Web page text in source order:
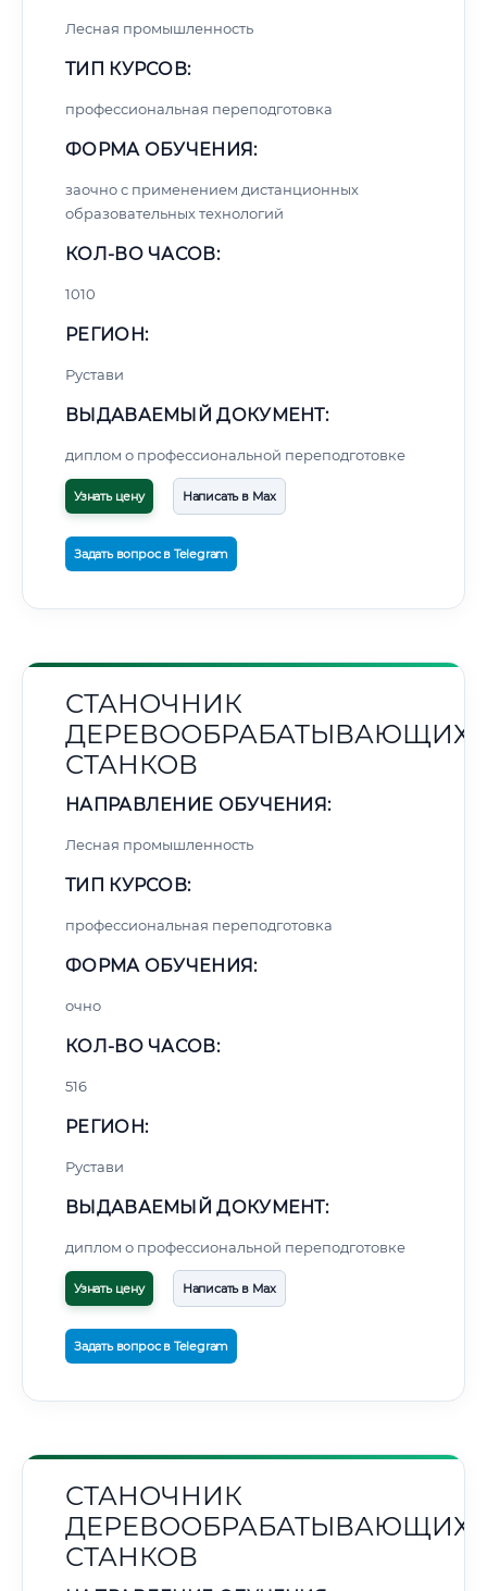
Лесная промышленность
ТИП КУРСОВ:
профессиональная переподготовка
ФОРМА ОБУЧЕНИЯ:
заочно с применением дистанционных
образовательных технологий
КОЛ-ВО ЧАСОВ:
1010
РЕГИОН:
Рустави
ВЫДАВАЕМЫЙ ДОКУМЕНТ:
диплом о профессиональной переподготовке
Узнать цену Написать в Max
Задать вопрос в Telegram
СТАНОЧНИК
ДЕРЕВООБРАБАТЫВАЮЩИХ
СТАНКОВ
НАПРАВЛЕНИЕ ОБУЧЕНИЯ:
Лесная промышленность
ТИП КУРСОВ:
профессиональная переподготовка
ФОРМА ОБУЧЕНИЯ:
очно
КОЛ-ВО ЧАСОВ:
516
РЕГИОН:
Рустави
ВЫДАВАЕМЫЙ ДОКУМЕНТ:
диплом о профессиональной переподготовке
Узнать цену Написать в Max
Задать вопрос в Telegram
СТАНОЧНИК
ДЕРЕВООБРАБАТЫВАЮЩИХ
СТАНКОВ